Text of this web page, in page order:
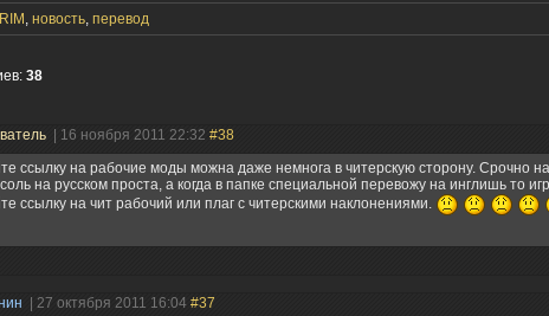
, новость, перевод
: 38
| 16 ноября 2011 22:32 #38
ссылку на рабочие моды можна даже немнога в читерскую сторону. Срочно
на русском проста, а когда в папке специальной перевожу на инглишь то
ссылку на чит рабочий или плаг с читерскими наклонениями.
| 27 октября 2011 16:04 #37